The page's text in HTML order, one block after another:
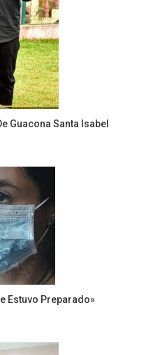
Guacona Santa Isabel
Estuvo Preparado»